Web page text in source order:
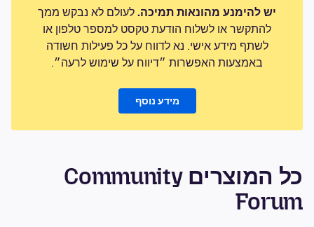
יש להימנע מהונאות תמיכה. לעולם לא נבקש ממך
להתקשר או לשלוח הודעת טקסט למספר טלפון או
לשתף מידע אישי. נא לדווח על כל פעילות חשודה
באמצעות האפשרות ״דיווח על שימוש לרעה״.
מידע נוסף
כל המוצרים Community
Forum